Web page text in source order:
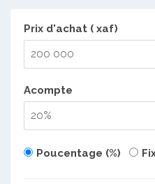
Prix d'achat ( xaf)
Acompte
Poucentage (%)